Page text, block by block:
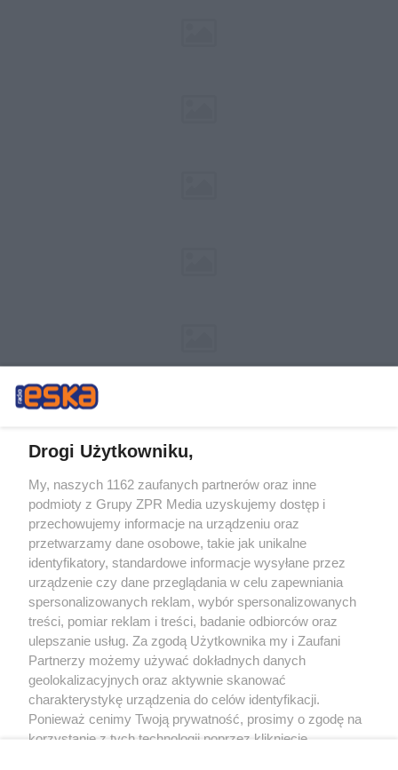
Żaden utwór zamieszczony w serwisie nie może być powielany i
rozpowszechniany lub dalej rozpowszechniany w jakikolwiek sposób (w
tym także elektroniczny lub mechaniczny) na jakimkolwiek polu
eksploatacji w jakiejkolwiek formie, włącznie z umieszczaniem w Internecie
bez pisemnej zgody właściciela praw. Jakiekolwiek użycie lub
wykorzystanie utworów w całości lub w części z naruszeniem prawa, tzn.
bez właściwej zgody, jest zabronione pod groźbą kary i może być ścigane
prawnie.
O nas
Drogi Użytkowniku,
My, naszych 1162 zaufanych partnerów oraz inne
podmioty z Grupy ZPR Media uzyskujemy dostęp i
przechowujemy informacje na urządzeniu oraz
przetwarzamy dane osobowe, takie jak unikalne
identyfikatory, standardowe informacje wysyłane przez
urządzenie czy dane przeglądania w celu zapewniania
spersonalizowanych reklam, wybór spersonalizowanych
treści, pomiar reklam i treści, badanie odbiorców oraz
ulepszanie usług. Za zgodą Użytkownika my i Zaufani
Partnerzy możemy używać dokładnych danych
geolokalizacyjnych oraz aktywnie skanować
charakterystykę urządzenia do celów identyfikacji.
Ponieważ cenimy Twoją prywatność, prosimy o zgodę na
korzystanie z tych technologii poprzez kliknięcie